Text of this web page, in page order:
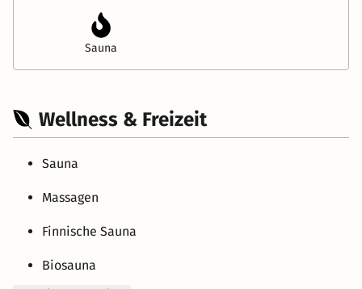
Sauna
Wellness & Freizeit
Sauna
Massagen
Finnische Sauna
Biosauna